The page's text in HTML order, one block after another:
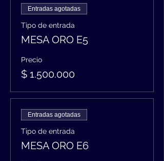
Entradas agotadas
Tipo de entrada
MESA ORO E5
Precio
$ 1.500.000
Entradas agotadas
Tipo de entrada
MESA ORO E6